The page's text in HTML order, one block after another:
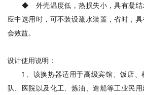
◆ 外壳温度低，热损失小，具有凝结
应中选用时，可不装设疏水装置，省时，
会效益。
设计使用说明：
1、该换热器适用于高级宾馆、饭店、
队、医院以及化工、炼油、造船等工业民